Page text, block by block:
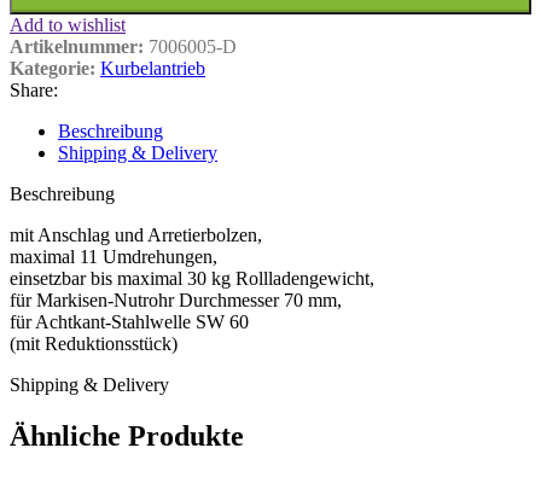
Add to wishlist
Artikelnummer: 7006005-D
Kategorie: Kurbelantrieb
Share:
Beschreibung
Shipping & Delivery
Beschreibung
mit Anschlag und Arretierbolzen,
maximal 11 Umdrehungen,
einsetzbar bis maximal 30 kg Rollladengewicht,
für Markisen-Nutrohr Durchmesser 70 mm,
für Achtkant-Stahlwelle SW 60
(mit Reduktionsstück)
Shipping & Delivery
Ähnliche Produkte